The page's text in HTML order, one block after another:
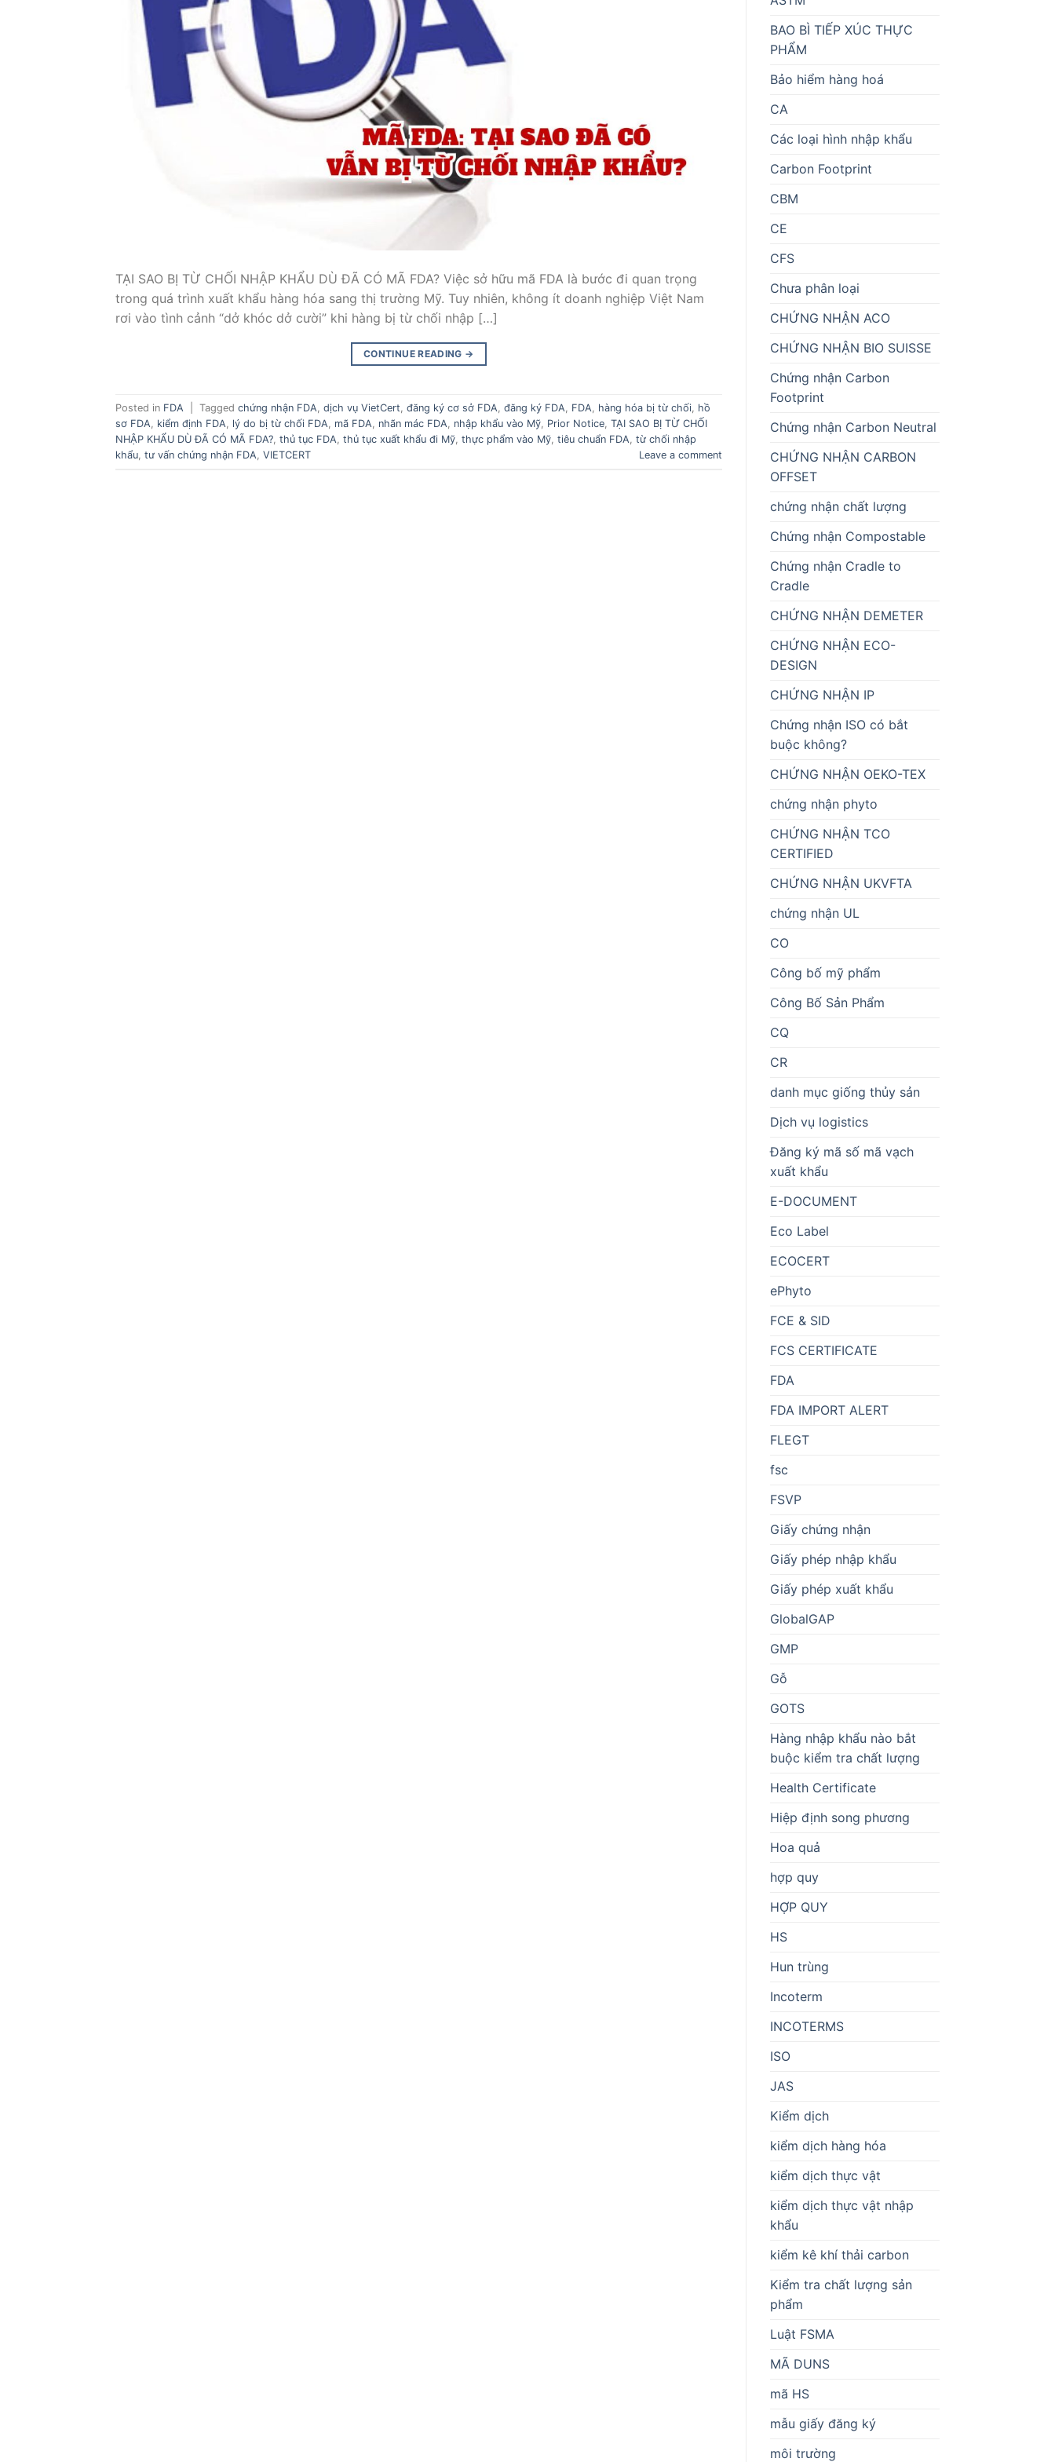
TẠI SAO BỊ TỪ CHỐI NHẬP KHẨU DÙ ĐÃ CÓ MÃ FDA? Việc sở hữu mã FDA là bước đi quan trọng
trong quá trình xuất khẩu hàng hóa sang thị trường Mỹ. Tuy nhiên, không ít doanh nghiệp Việt Nam
rơi vào tình cảnh “dở khóc dở cười” khi hàng bị từ chối nhập […]
CONTINUE READING →
Posted in FDA Tagged chứng nhận FDA dịch vụ VietCert đăng ký cơ sở FDA đăng ký FDA FDA hàng hóa bị từ chối hồ
sơ FDA
kiểm định FDA lý do bị từ chối FDA mã FDA nhãn mác FDA nhập khẩu vào Mỹ Prior Notice TẠI SAO BỊ TỪ CHỐI
NHẬP KHẨU DÙ ĐÃ CÓ MÃ FDA? thủ tục FDA thủ tục xuất khẩu đi Mỹ thực phẩm vào Mỹ tiêu chuẩn FDA từ chối nhập
khẩu tư vấn chứng nhận FDA VIETCERT Leave a comment
BAO BÌ TIẾP XÚC THỰC
PHẨM
Bảo hiểm hàng hoá
CA
Các loại hình nhập khẩu
Carbon Footprint
CBM
CE
CFS
Chưa phân loại
CHỨNG NHẬN ACO
CHỨNG NHẬN BIO SUISSE
Chứng nhận Carbon
Footprint
Chứng nhận Carbon Neutral
CHỨNG NHẬN CARBON
OFFSET
chứng nhận chất lượng
Chứng nhận Compostable
Chứng nhận Cradle to
Cradle
CHỨNG NHẬN DEMETER
CHỨNG NHẬN ECO-
DESIGN
CHỨNG NHẬN IP
Chứng nhận ISO có bắt
buộc không?
CHỨNG NHẬN OEKO-TEX
chứng nhận phyto
CHỨNG NHẬN TCO
CERTIFIED
CHỨNG NHẬN UKVFTA
chứng nhận UL
CO
Công bố mỹ phẩm
Công Bố Sản Phẩm
CQ
CR
danh mục giống thủy sản
Dịch vụ logistics
Đăng ký mã số mã vạch
xuất khẩu
E-DOCUMENT
Eco Label
ECOCERT
ePhyto
FCE & SID
FCS CERTIFICATE
FDA
FDA IMPORT ALERT
FLEGT
fsc
FSVP
Giấy chứng nhận
Giấy phép nhập khẩu
Giấy phép xuất khẩu
GlobalGAP
GMP
Gỗ
GOTS
Hàng nhập khẩu nào bắt
buộc kiểm tra chất lượng
Health Certificate
Hiệp định song phương
Hoa quả
hợp quy
HỢP QUY
HS
Hun trùng
Incoterm
INCOTERMS
ISO
JAS
Kiểm dịch
kiểm dịch hàng hóa
kiểm dịch thực vật
kiểm dịch thực vật nhập
khẩu
kiểm kê khí thải carbon
Kiểm tra chất lượng sản
phẩm
Luật FSMA
MÃ DUNS
mã HS
mẫu giấy đăng ký
môi trường